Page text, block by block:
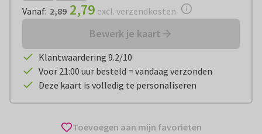
Vanaf: 2,89 2,79 excl. verzendkosten
Bewerk je kaart
Klantwaardering 9.2/10
Voor 21:00 uur besteld = vandaag verzonden
Deze kaart is volledig te personaliseren
Toevoegen aan mijn favorieten